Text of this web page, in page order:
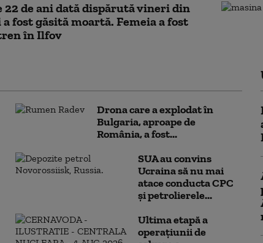
22 de ani dată dispărută vineri din
fost găsită moartă. Femeia a fost
în Ilfov
Drona care a explodat în
Bulgaria, aproape de
România, a fost...
SUA au convins
Ucraina să nu mai
atace conducta CPC
şi petrolierele...
Ultima etapă a
operațiunii de